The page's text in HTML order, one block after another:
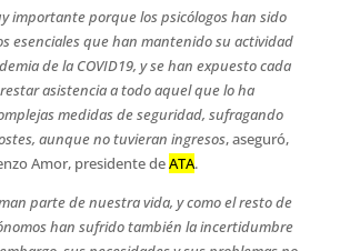
importante porque los psicólogos han sido
esenciales que han mantenido su actividad
de la COVID19, y se han expuesto cada
asistencia a todo aquel que lo ha
medidas de seguridad, sufragando
aunque no tuvieran ingresos, aseguró,
Amor, presidente deATA.
parte de nuestra vida, y como el resto de
han sufrido también la incertidumbre